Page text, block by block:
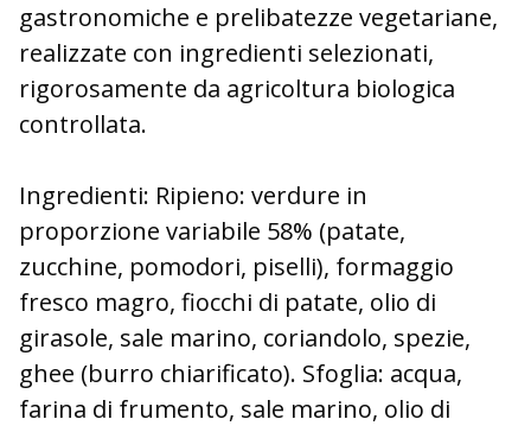
gastronomiche e prelibatezze vegetariane,
realizzate con ingredienti selezionati,
rigorosamente da agricoltura biologica
controllata.
Ingredienti: Ripieno: verdure in
proporzione variabile 58% (patate,
zucchine, pomodori, piselli), formaggio
fresco magro, fiocchi di patate, olio di
girasole, sale marino, coriandolo, spezie,
ghee (burro chiarificato). Sfoglia: acqua,
farina di frumento, sale marino, olio di